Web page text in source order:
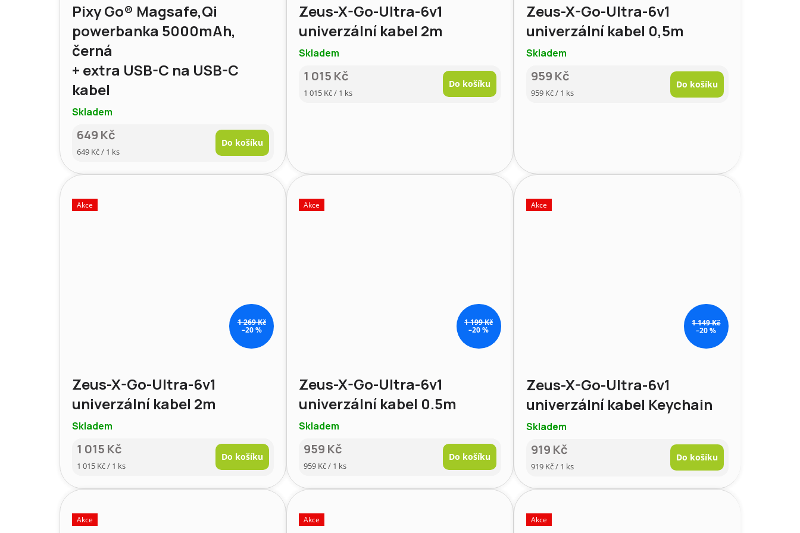
Pixy Go® Magsafe,Qi
powerbanka 5000mAh,
černá
+ extra USB-C na USB-C
kabel
Skladem
649 Kč
Měrná
649 Kč / 1 ks
Do košíku
Zeus-X-Go-Ultra-6v1
univerzální kabel 2m
Skladem
1 015 Kč
Měrná
1 015 Kč / 1 ks
Do košíku
Zeus-X-Go-Ultra-6v1
univerzální kabel 0,5m
Skladem
959 Kč
Měrná
959 Kč / 1 ks
Do košíku
Akce
1 269 Kč
–20 %
Zeus-X-Go-Ultra-6v1
univerzální kabel 2m
Skladem
1 015 Kč
Měrná
1 015 Kč / 1 ks
Do košíku
Akce
1 199 Kč
–20 %
Zeus-X-Go-Ultra-6v1
univerzální kabel 0.5m
Skladem
959 Kč
Měrná
959 Kč / 1 ks
Do košíku
Akce
1 149 Kč
–20 %
Zeus-X-Go-Ultra-6v1
univerzální kabel Keychain
Skladem
919 Kč
Měrná
919 Kč / 1 ks
Do košíku
Akce Akce Akce